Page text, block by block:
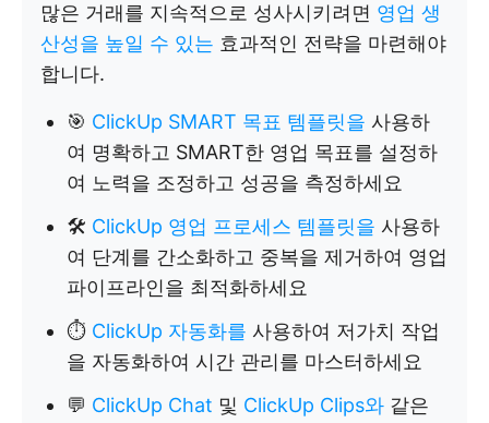
많은 거래를 지속적으로 성사시키려면 영업 생
산성을 높일 수 있는 효과적인 전략을 마련해야
합니다.
🎯 ClickUp SMART 목표 템플릿을 사용하
여 명확하고 SMART한 영업 목표를 설정하
여 노력을 조정하고 성공을 측정하세요
🛠️ ClickUp 영업 프로세스 템플릿을 사용하
여 단계를 간소화하고 중복을 제거하여 영업
파이프라인을 최적화하세요
⏱️ ClickUp 자동화를 사용하여 저가치 작업
을 자동화하여 시간 관리를 마스터하세요
💬 ClickUp Chat 및 ClickUp Clips와 같은